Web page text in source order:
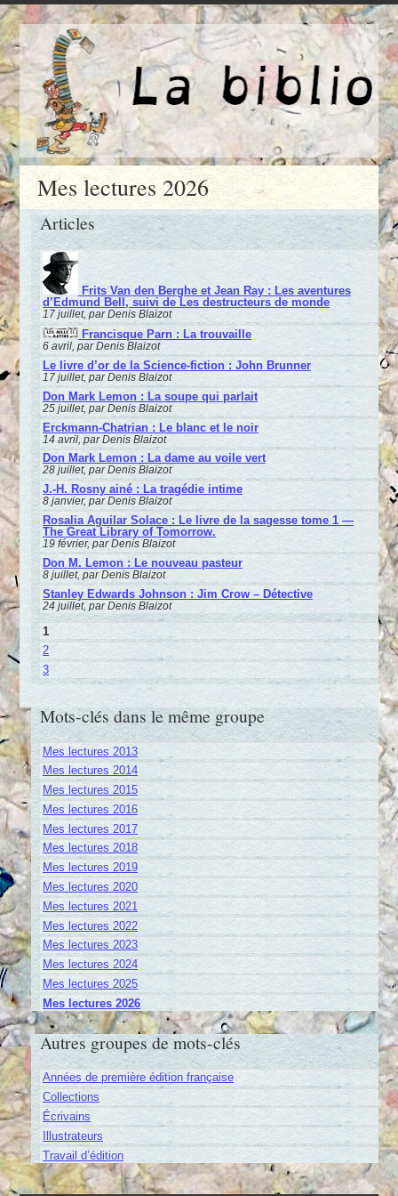
Mes lectures 2026
Articles
Frits Van den Berghe et Jean Ray : Les aventures
d’Edmund Bell, suivi de Les destructeurs de monde
17 juillet, par Denis Blaizot
Francisque Parn : La trouvaille
6 avril, par Denis Blaizot
Le livre d’or de la Science-fiction : John Brunner
17 juillet, par Denis Blaizot
Don Mark Lemon : La soupe qui parlait
25 juillet, par Denis Blaizot
Erckmann-Chatrian : Le blanc et le noir
14 avril, par Denis Blaizot
Don Mark Lemon : La dame au voile vert
28 juillet, par Denis Blaizot
J.-H. Rosny ainé : La tragédie intime
8 janvier, par Denis Blaizot
Rosalia Aguilar Solace : Le livre de la sagesse tome 1 —
The Great Library of Tomorrow.
19 février, par Denis Blaizot
Don M. Lemon : Le nouveau pasteur
8 juillet, par Denis Blaizot
Stanley Edwards Johnson : Jim Crow – Détective
24 juillet, par Denis Blaizot
1
2
3
Mots-clés dans le même groupe
Mes lectures 2013
Mes lectures 2014
Mes lectures 2015
Mes lectures 2016
Mes lectures 2017
Mes lectures 2018
Mes lectures 2019
Mes lectures 2020
Mes lectures 2021
Mes lectures 2022
Mes lectures 2023
Mes lectures 2024
Mes lectures 2025
Mes lectures 2026
Autres groupes de mots-clés
Années de première édition française
Collections
Écrivains
Illustrateurs
Travail d’édition